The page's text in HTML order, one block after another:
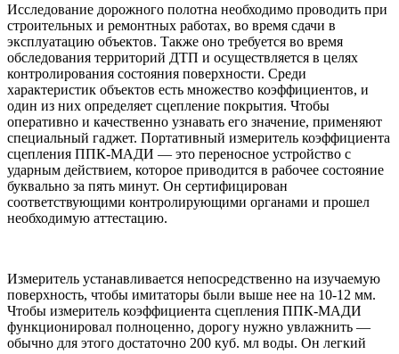
Исследование дорожного полотна необходимо проводить при
строительных и ремонтных работах, во время сдачи в
эксплуатацию объектов. Также оно требуется во время
обследования территорий ДТП и осуществляется в целях
контролирования состояния поверхности. Среди
характеристик объектов есть множество коэффициентов, и
один из них определяет сцепление покрытия. Чтобы
оперативно и качественно узнавать его значение, применяют
специальный гаджет. Портативный измеритель коэффициента
сцепления ППК-МАДИ — это переносное устройство с
ударным действием, которое приводится в рабочее состояние
буквально за пять минут. Он сертифицирован
соответствующими контролирующими органами и прошел
необходимую аттестацию.
Измеритель устанавливается непосредственно на изучаемую
поверхность, чтобы имитаторы были выше нее на 10-12 мм.
Чтобы измеритель коэффициента сцепления ППК-МАДИ
функционировал полноценно, дорогу нужно увлажнить —
обычно для этого достаточно 200 куб. мл воды. Он легкий